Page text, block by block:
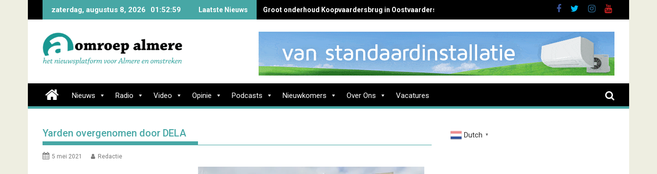
zaterdag, augustus 8, 2026 01:53:0 Laatste Nieuws Groot onderhoud Koopvaardersbrug in Oostvaardersbuurt
Nieuws Radio Video Opinie Podcasts Nieuwkomers Over Ons Vacatures
Yarden overgenomen door DELA
5 mei 2021 Redactie
Dutch ▼